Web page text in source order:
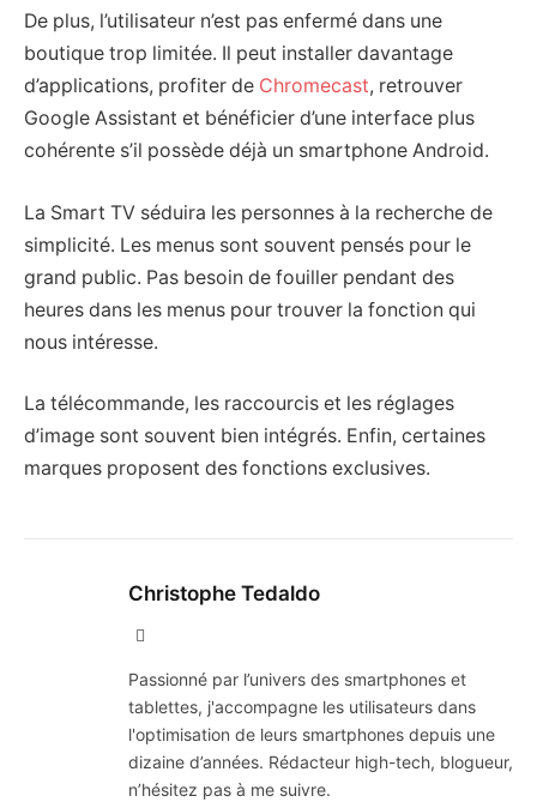
De plus, l’utilisateur n’est pas enfermé dans une
boutique trop limitée. Il peut installer davantage
d’applications, profiter de Chromecast, retrouver
Google Assistant et bénéficier d’une interface plus
cohérente s’il possède déjà un smartphone Android.
La Smart TV séduira les personnes à la recherche de
simplicité. Les menus sont souvent pensés pour le
grand public. Pas besoin de fouiller pendant des
heures dans les menus pour trouver la fonction qui
nous intéresse.
La télécommande, les raccourcis et les réglages
d’image sont souvent bien intégrés. Enfin, certaines
marques proposent des fonctions exclusives.
Christophe Tedaldo
Passionné par l’univers des smartphones et
tablettes, j'accompagne les utilisateurs dans
l'optimisation de leurs smartphones depuis une
dizaine d’années. Rédacteur high-tech, blogueur,
n’hésitez pas à me suivre.